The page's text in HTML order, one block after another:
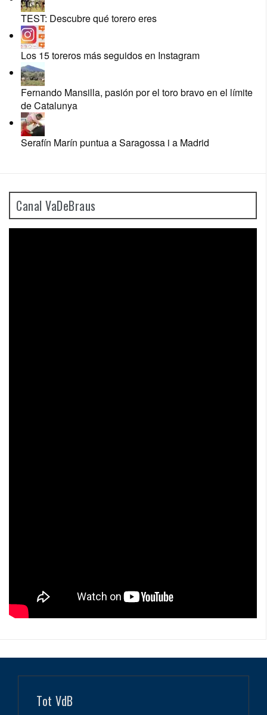
TEST: Descubre qué torero eres
Los 15 toreros más seguidos en Instagram
Fernando Mansilla, pasión por el toro bravo en el límite
de Catalunya
Serafín Marín puntua a Saragossa i a Madrid
Canal VaDeBraus
Tot VdB